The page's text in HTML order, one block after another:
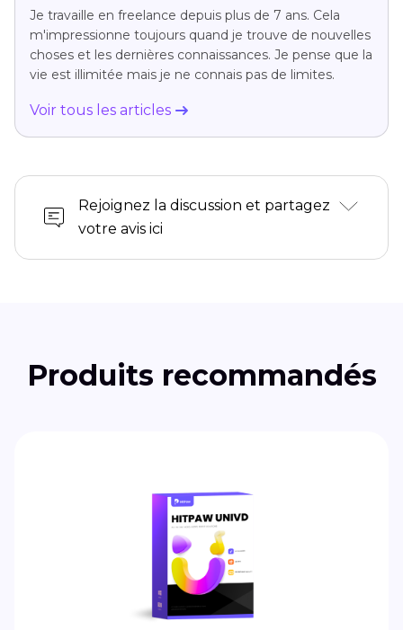
Je travaille en freelance depuis plus de 7 ans. Cela
m'impressionne toujours quand je trouve de nouvelles
choses et les dernières connaissances. Je pense que la
vie est illimitée mais je ne connais pas de limites.
Voir tous les articles
Rejoignez la discussion et partagez
votre avis ici
Produits recommandés